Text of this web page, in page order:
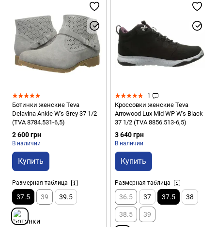
Ботинки женские Teva
Delavina Ankle W's Grey 37 1/2
(TVA 8784.531-6,5)
2 600 грн
В наличии
Купить
Размерная таблица
37.5 39 39.5
1
Кроссовки женские Teva
Arrowood Lux Mid WP W's Black
37 1/2 (TVA 8856.513-6,5)
3 640 грн
В наличии
Купить
Размерная таблица
36.5 37 37.5 38
38.5 39